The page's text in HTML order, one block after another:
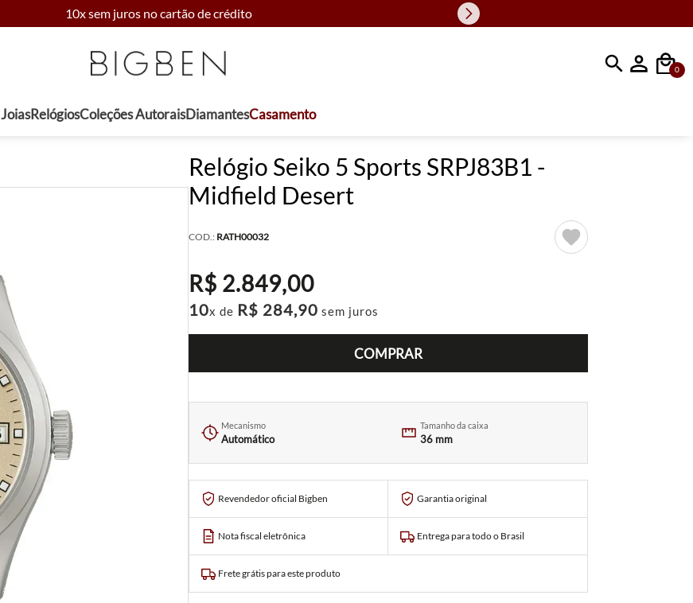
10x sem juros no cartão de crédito
Faça sua busca
0
JoiasRelógiosColeções AutoraisDiamantesCasamento
Relógio Seiko 5 Sports SRPJ83B1 -
Midfield Desert
COD.: RATH00032
R$ 2.849,00
10x de R$ 284,90 sem juros
COMPRAR
Mecanismo
Automático
Tamanho da caixa
36 mm
Revendedor oficial Bigben Garantia original
Nota fiscal eletrônica Entrega para todo o Brasil
Frete grátis para este produto